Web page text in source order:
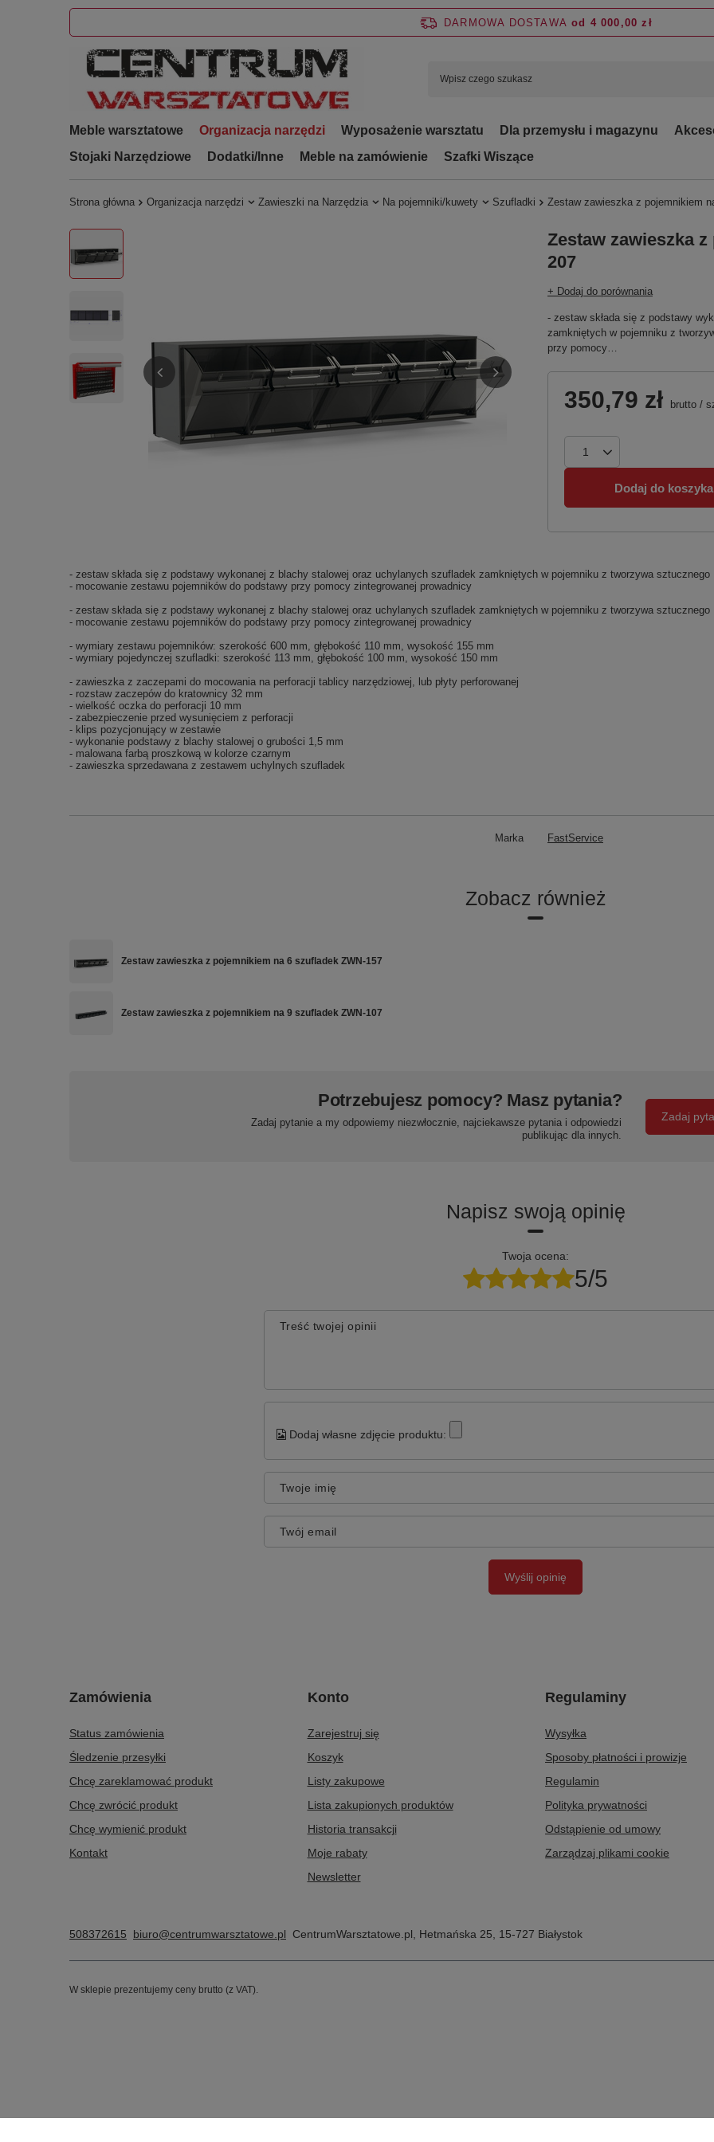
DARMOWA DOSTAWA od 4 000,00 zł
Meble warsztatowe Organizacja narzędzi Wyposażenie warsztatu Dla przemysłu i magazynu
Stojaki Narzędziowe
Dodatki/Inne Meble na zamówienie Szafki Wiszące
Strona główna Organizacja narzędzi Zawieszki na Narzędzia Na pojemniki/kuwety Szufladki Zestaw zawieszka z pojemnikiem
Zestaw zawieszka
207
+ Dodaj do porównania
- zestaw składa się z podstawy
zamkniętych w pojemniku z
przy pomocy…
350,79 zł brutto /
Dodaj do koszyka
- zestaw składa się z podstawy wykonanej z blachy stalowej oraz uchylanych szufladek zamkniętych w pojemniku z tworzywa sztucznego
- mocowanie zestawu pojemników do podstawy przy pomocy zintegrowanej prowadnicy
- zestaw składa się z podstawy wykonanej z blachy stalowej oraz uchylanych szufladek zamkniętych w pojemniku z tworzywa sztucznego
- mocowanie zestawu pojemników do podstawy przy pomocy zintegrowanej prowadnicy
- wymiary zestawu pojemników: szerokość 600 mm, głębokość 110 mm, wysokość 155 mm
- wymiary pojedynczej szufladki: szerokość 113 mm, głębokość 100 mm, wysokość 150 mm
- zawieszka z zaczepami do mocowania na perforacji tablicy narzędziowej, lub płyty perforowanej
- rozstaw zaczepów do kratownicy 32 mm
- wielkość oczka do perforacji 10 mm
- zabezpieczenie przed wysunięciem z perforacji
- klips pozycjonujący w zestawie
- wykonanie podstawy z blachy stalowej o grubości 1,5 mm
- malowana farbą proszkową w kolorze czarnym
- zawieszka sprzedawana z zestawem uchylnych szufladek
Marka FastService
Zobacz również
Zestaw zawieszka z pojemnikiem na 6 szufladek ZWN-157
Zestaw zawieszka z pojemnikiem na 9 szufladek ZWN-107
Potrzebujesz pomocy? Masz pytania?
Zadaj pytanie a my odpowiemy niezwłocznie, najciekawsze pytania i odpowiedzi
publikując dla innych.
Zadaj
Napisz swoją opinię
Twoja ocena:
5/5
Treść twojej opinii
Dodaj własne zdjęcie produktu:
Twoje imię
Twój email
Wyślij opinię
Zamówienia
Status zamówienia
Śledzenie przesyłki
Chcę zareklamować produkt
Chcę zwrócić produkt
Chcę wymienić produkt
Kontakt
Konto
Zarejestruj się
Koszyk
Listy zakupowe
Lista zakupionych produktów
Historia transakcji
Moje rabaty
Newsletter
Regulaminy
Wysyłka
Sposoby płatności i prowizje
Regulamin
Polityka prywatności
Odstąpienie od umowy
Zarządzaj plikami cookie
508372615 biuro@centrumwarsztatowe.pl CentrumWarsztatowe.pl Hetmańska 25 15-727 Białystok
W sklepie prezentujemy ceny brutto (z VAT).